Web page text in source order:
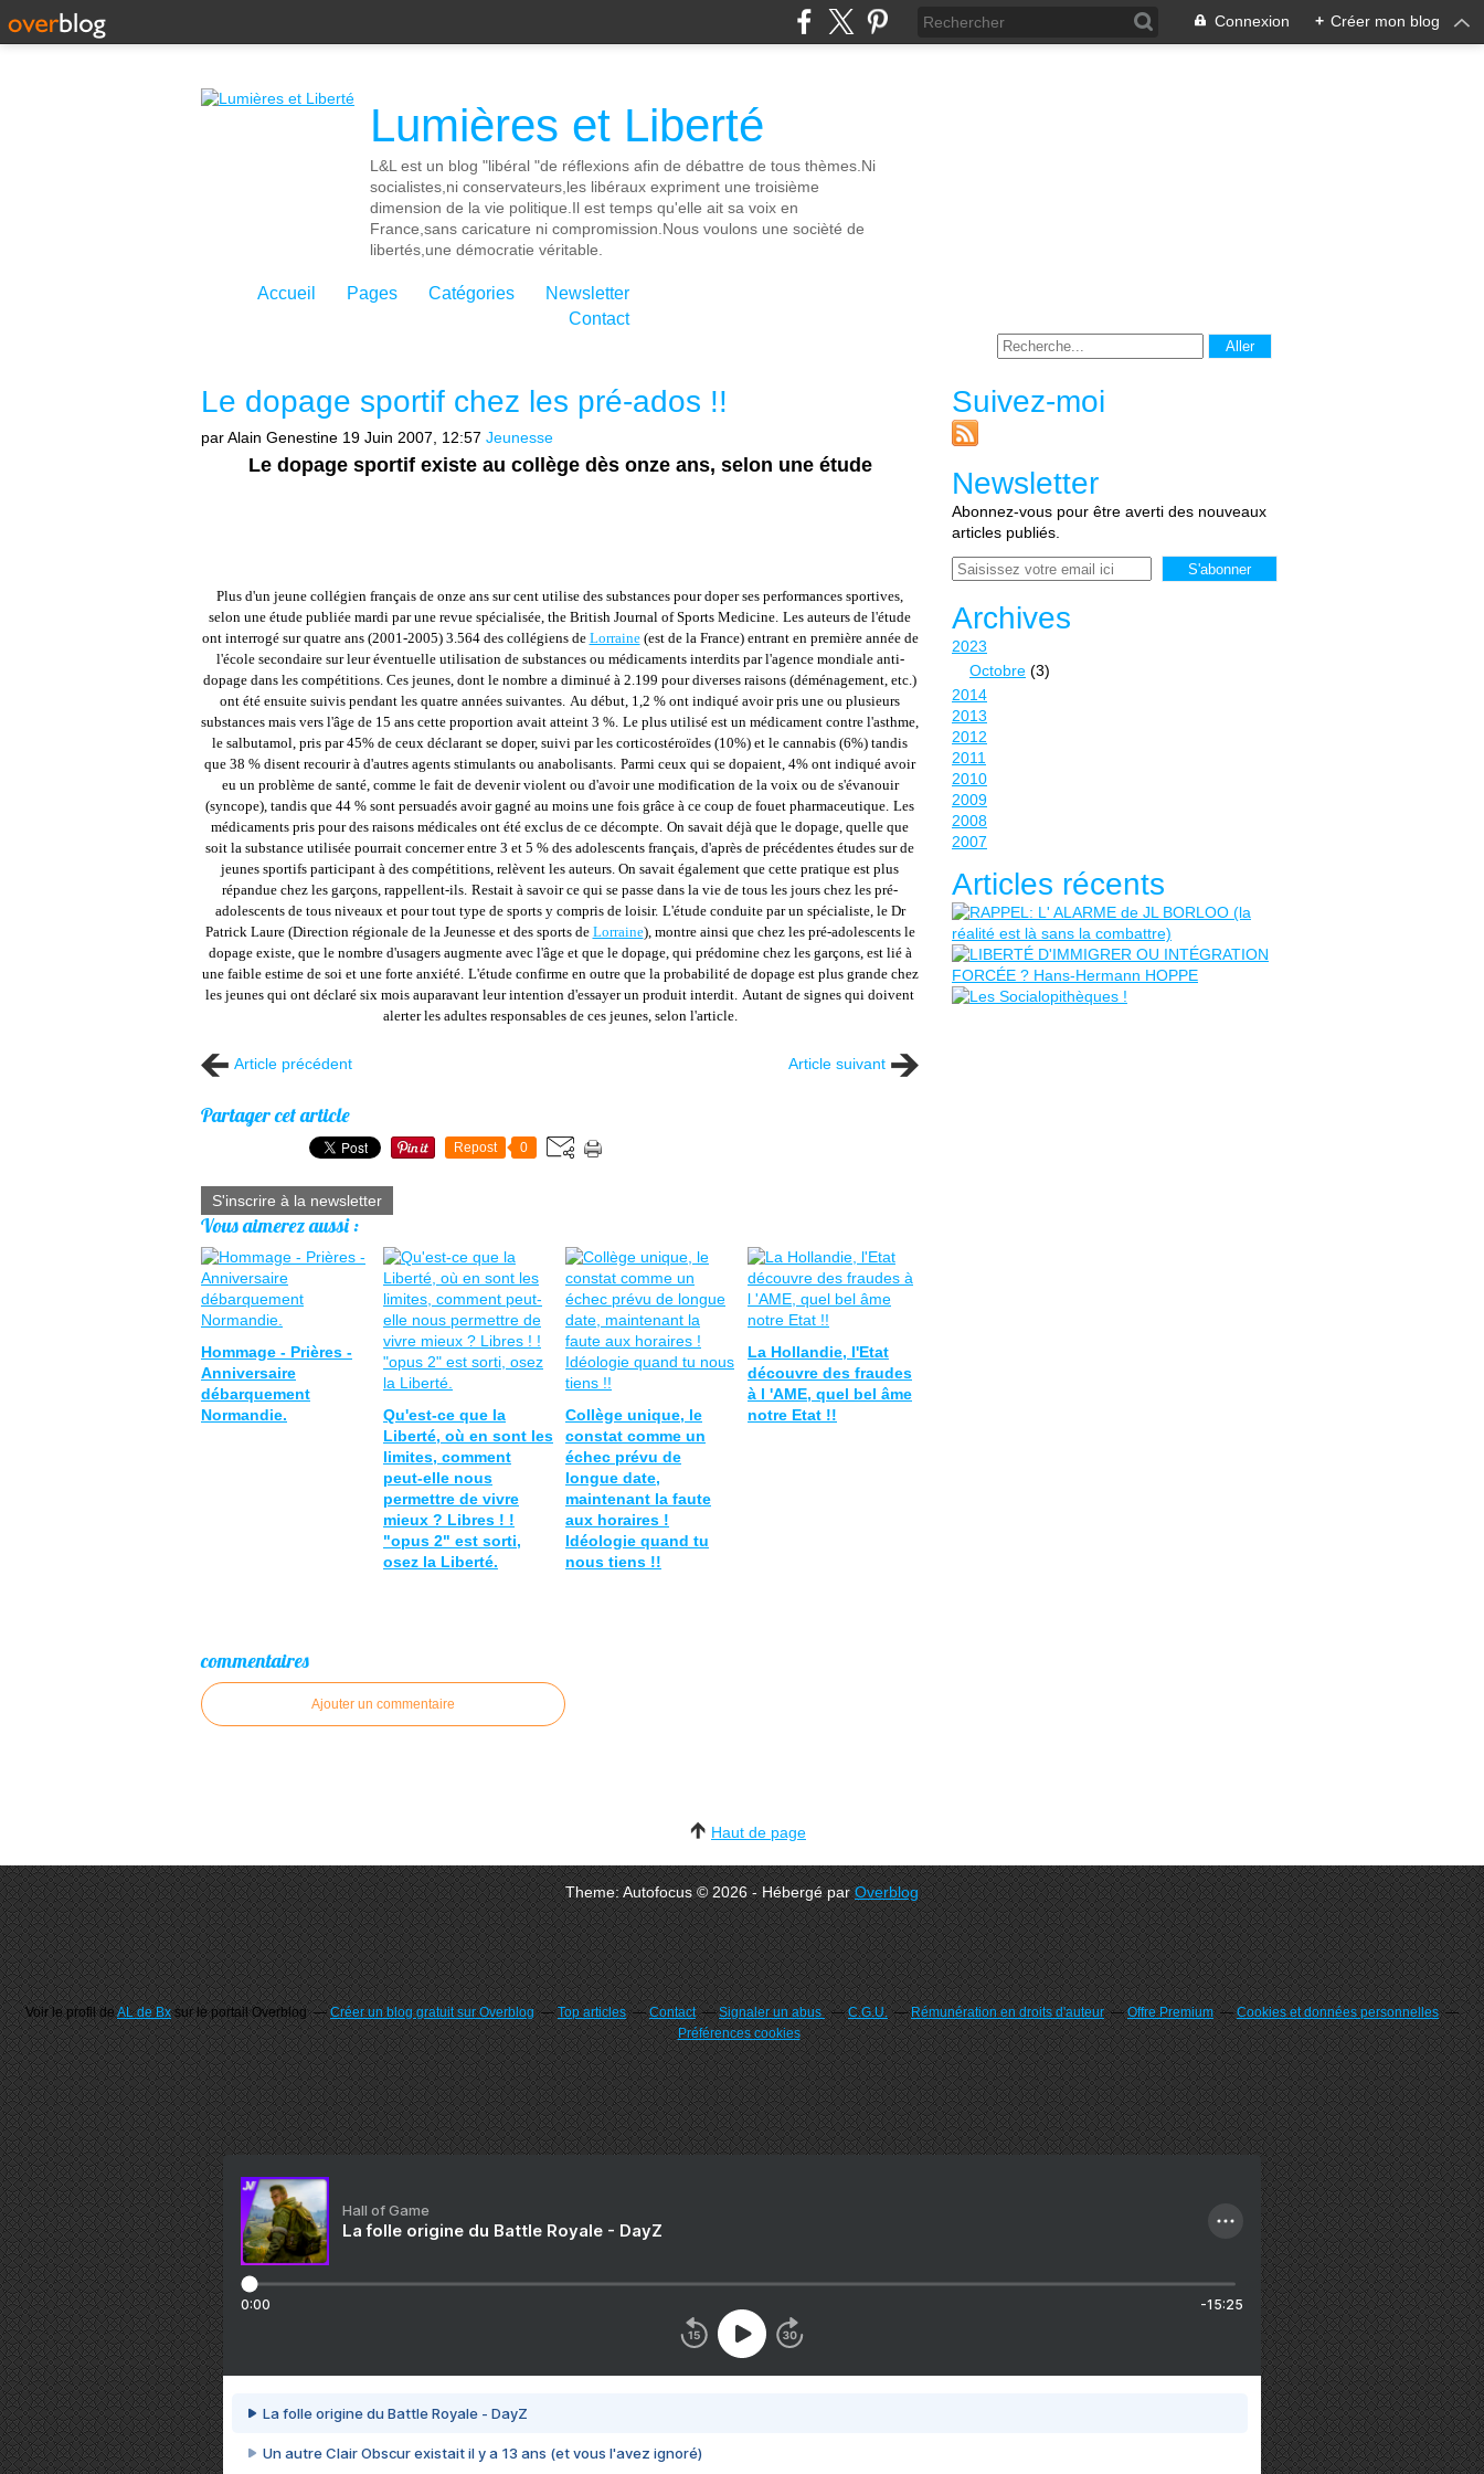
Connexion + Créer mon blog
Lumières et Liberté
L&L est un blog "libéral "de réflexions afin de débattre de tous thèmes.Ni
socialistes,ni conservateurs,les libéraux expriment une troisième
dimension de la vie politique.Il est temps qu'elle ait sa voix en
France,sans caricature ni compromission.Nous voulons une socièté de
libertés,une démocratie véritable.
Accueil Pages Catégories
Newsletter
Contact
Le dopage sportif chez les pré-ados !!
par Alain Genestine 19 Juin 2007, 12:57 Jeunesse
Le dopage sportif existe au collège dès onze ans, selon une étude
Plus d'un jeune collégien français de onze ans sur cent utilise des substances pour doper ses performances sportives,
selon une étude publiée mardi par une revue spécialisée, the British Journal of Sports Medicine. Les auteurs de l'étude
ont interrogé sur quatre ans (2001-2005) 3.564 des collégiens de Lorraine(est de la France) entrant en première année de
l'école secondaire sur leur éventuelle utilisation de substances ou médicaments interdits par l'agence mondiale anti-
dopage dans les compétitions. Ces jeunes, dont le nombre a diminué à 2.199 pour diverses raisons (déménagement, etc.)
ont été ensuite suivis pendant les quatre années suivantes. Au début, 1,2 % ont indiqué avoir pris une ou plusieurs
substances mais vers l'âge de 15 ans cette proportion avait atteint 3 %. Le plus utilisé est un médicament contre l'asthme,
le salbutamol, pris par 45% de ceux déclarant se doper, suivi par les corticostéroïdes (10%) et le cannabis (6%) tandis
que 38 % disent recourir à d'autres agents stimulants ou anabolisants. Parmi ceux qui se dopaient, 4% ont indiqué avoir
eu un problème de santé, comme le fait de devenir violent ou d'avoir une modification de la voix ou de s'évanouir
(syncope), tandis que 44 % sont persuadés avoir gagné au moins une fois grâce à ce coup de fouet pharmaceutique. Les
médicaments pris pour des raisons médicales ont été exclus de ce décompte. On savait déjà que le dopage, quelle que
soit la substance utilisée pourrait concerner entre 3 et 5 % des adolescents français, d'après de précédentes études sur de
jeunes sportifs participant à des compétitions, relèvent les auteurs. On savait également que cette pratique est plus
répandue chez les garçons, rappellent-ils. Restait à savoir ce qui se passe dans la vie de tous les jours chez les pré-
adolescents de tous niveaux et pour tout type de sports y compris de loisir. L'étude conduite par un spécialiste, le Dr
Patrick Laure (Direction régionale de la Jeunesse et des sports de Lorraine), montre ainsi que chez les pré-adolescents le
dopage existe, que le nombre d'usagers augmente avec l'âge et que le dopage, qui prédomine chez les garçons, est lié à
une faible estime de soi et une forte anxiété. L'étude confirme en outre que la probabilité de dopage est plus grande chez
les jeunes qui ont déclaré six mois auparavant leur intention d'essayer un produit interdit. Autant de signes qui doivent
alerter les adultes responsables de ces jeunes, selon l'article.
Article précédent Article suivant
Partager cet article
Repost 0
S'inscrire à la newsletter
Vous aimerez aussi :
Hommage - Prières -
Anniversaire
débarquement
Normandie.
Qu'est-ce que la
Liberté, où en sont les
limites, comment
peut-elle nous
permettre de vivre
mieux ? Libres ! !
"opus 2" est sorti,
osez la Liberté.
Collège unique, le
constat comme un
échec prévu de
longue date,
maintenant la faute
aux horaires !
Idéologie quand tu
nous tiens !!
La Hollandie, l'Etat
découvre des fraudes
à l 'AME, quel bel âme
notre Etat !!
commentaires
Ajouter un commentaire
Suivez-moi
Newsletter
Abonnez-vous pour être averti des nouveaux
articles publiés.
Email
Archives
2023
Octobre (3)
2014
2013
2012
2011
2010
2009
2008
2007
Articles récents
Haut de page
Theme: Autofocus © 2026 - Hébergé parOverblog
Voir le profil deAL de Bxsur le portail Overblog Créer un blog gratuit sur Overblog Top articles Contact Signaler un abus C.G.U. Rémunération en droits d'auteur Offre Premium
Cookies et données personnelles
Préférences cookies
Hall of Game
La folle origine du Battle Royale - DayZ
0:00 -15:25
La folle origine du Battle Royale - DayZ
Un autre Clair Obscur existait il y a 13 ans (et vous l'avez ignoré)